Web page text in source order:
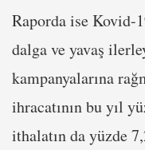
Raporda ise Kovid-
dalga ve yavaş
kampanyalarına
ihracatının bu yıl
ithalatın da yüzde